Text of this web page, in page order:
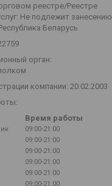
реестре/Реестре
Не подлежит занесению
Беларусь
орган:
компании: 20.02.2003
Время работы
09:00-21:00
09:00-21:00
09:00-21:00
09:00-21:00
09:00-21:00
09:00-21:00